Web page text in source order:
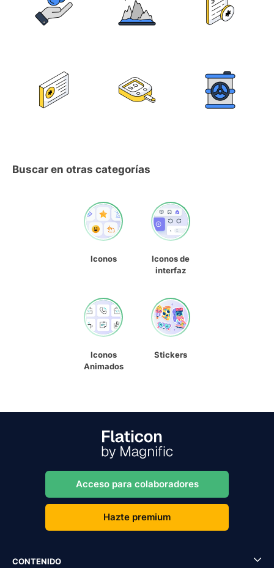
Buscar en otras categorías
Iconos
Iconos de
interfaz
Iconos
Animados
Stickers
Acceso para colaboradores
Hazte premium
CONTENIDO